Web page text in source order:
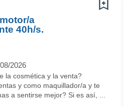
a
40h/s.
2026
la cosmética y la venta?
y como maquillador/a y te
a sentirse mejor? Si es así, ...